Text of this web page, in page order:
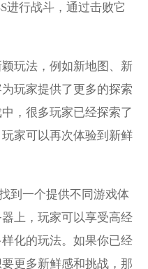
进行战斗，通过击败它
玩法，例如新地图、新
玩家提供了更多的探索
，很多玩家已经探索了
家可以再次体验到新鲜
到一个提供不同游戏体
上，玩家可以享受高经
化的玩法。如果你已经
更多新鲜感和挑战，那